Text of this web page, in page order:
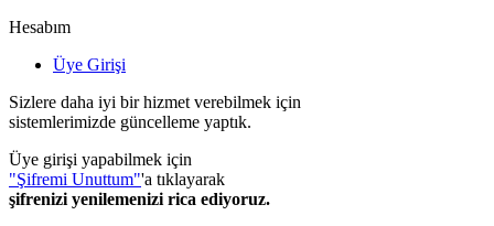
Hesabım
Üye Girişi
Sizlere daha iyi bir hizmet verebilmek için
sistemlerimizde güncelleme yaptık.
Üye girişi yapabilmek için
"Şifremi Unuttum"'a tıklayarak
şifrenizi yenilemenizi rica ediyoruz.